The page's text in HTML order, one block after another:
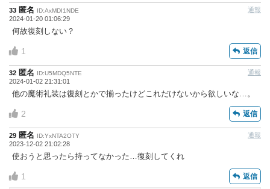
33 匿名 ID:AxMDI1NDE
2024-01-20 01:06:29
通報
何故復刻しない？
1 返信
32 匿名 ID:U5MDQ5NTE
2024-01-02 21:31:01
通報
他の魔術礼装は復刻とかで揃ったけどこれだけないから欲しいな…。
2 返信
29 匿名 ID:YxNTA2OTY
2023-12-02 21:02:28
通報
使おうと思ったら持ってなかった…復刻してくれ
1 返信